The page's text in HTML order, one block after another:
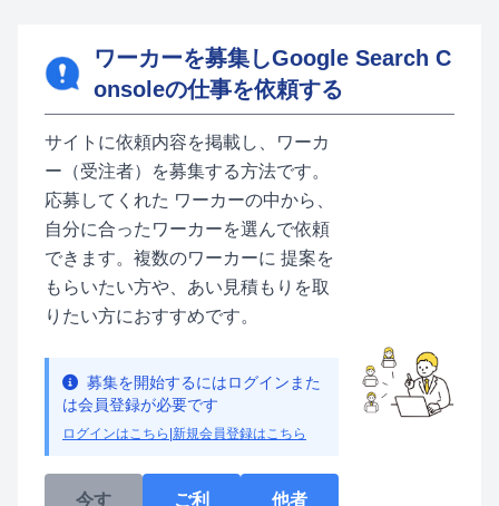
ワーカーを募集しGoogle Search C
onsoleの仕事を依頼する
サイトに依頼内容を掲載し、ワーカ
ー（受注者）を募集する方法です。
応募してくれた ワーカーの中から、
自分に合ったワーカーを選んで依頼
できます。複数のワーカーに 提案を
もらいたい方や、あい見積もりを取
りたい方におすすめです。
募集を開始するにはログインまた
は会員登録が必要です
ログインはこちら 新規会員登録はこちら
今す
ご利
他者